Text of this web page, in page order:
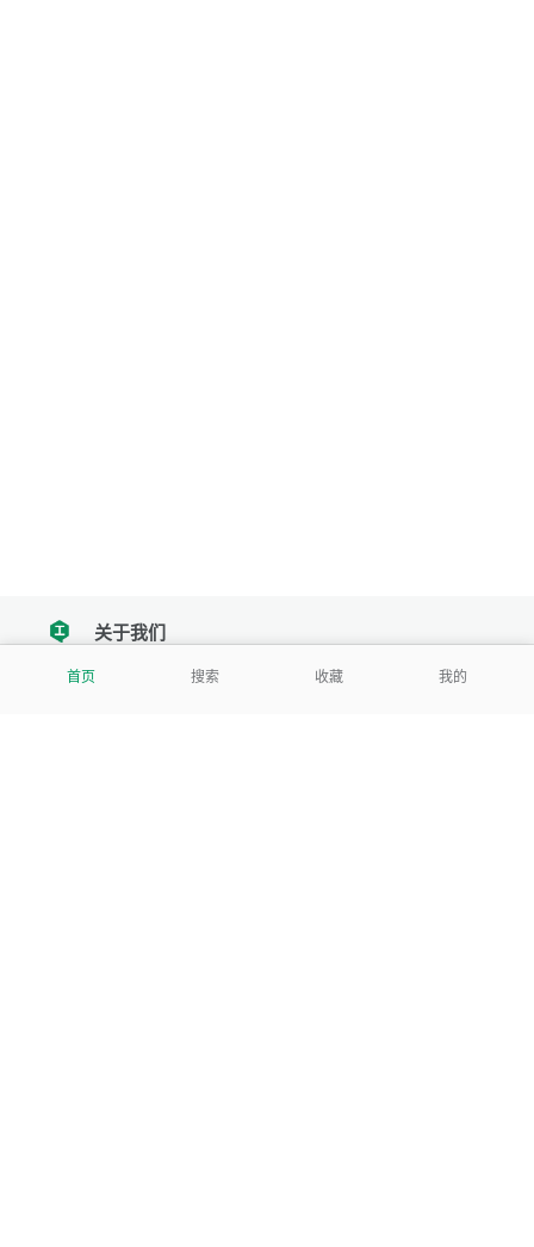
首页 搜索 收藏 我的
tencent关于我们
我们努力把每一个工具做成批量处理的产品